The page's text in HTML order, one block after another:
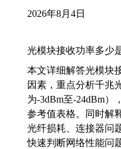
2026年8月4日
光模块接收功率多少
本文详细解答光模块
因素，重点分析千兆
为-3dBm至-24dBm）
参考值表格。同时解
光纤损耗、连接器问
快速判断网络性能问